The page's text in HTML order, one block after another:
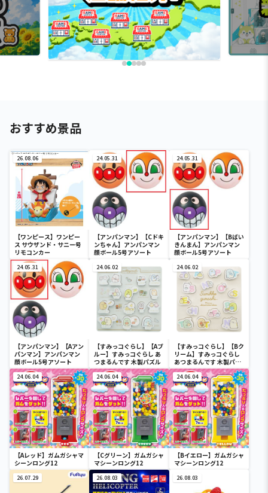
おすすめ景品
26.08.06
【ワンピース】ワンピー
ス サウザンド・サニー号
リモコンカー
24.05.31
【アンパンマン】【Cドキ
ンちゃん】アンパンマン
顔ボール5号アソート
24.05.31
【アンパンマン】【Bばい
きんまん】アンパンマン
顔ボール5号アソート
24.05.31
【アンパンマン】【Aアン
パンマン】アンパンマン
顔ボール5号アソート
24.06.02
【すみっコぐらし】【Aブ
ルー】すみっコぐらし あ
つまるんです 木製パズル
24.06.02
【すみっコぐらし】【Bク
リーム】すみっコぐらし
あつまるんです 木製パズ
ル
24.06.04
【Aレッド】ガムガシャマ
シーンロング12
24.06.04
【Cグリーン】ガムガシャ
マシーンロング12
24.06.04
【Bイエロー】ガムガシャ
マシーンロング12
26.07.29 26.08.03 26.08.03